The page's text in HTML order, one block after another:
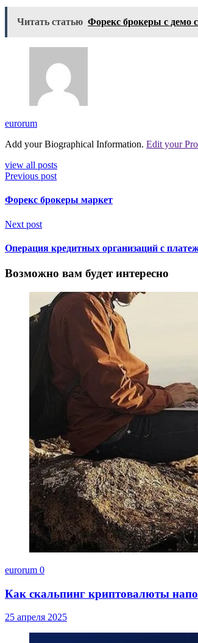
Читать статью Форекс брокеры с демо
eurorum
Add your Biographical Information. Edit your
view all posts
Previous post
Форекс брокеры маркет
Next post
Операция кредитных организаций с
Возможно вам будет интересно
eurorum 0
Как скальпинг криптовалюты
25 апреля 2025